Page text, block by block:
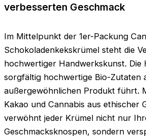
verbesserten Geschmack
Im Mittelpunkt der 1er-Packung
Schokoladenkekskrümel steht die
hochwertiger Handwerkskunst. Die
sorgfältig hochwertige Bio-Zutaten
außergewöhnlichen Produkt führt.
Kakao und Cannabis aus ethischer
verwöhnt jeder Krümel nicht nur
Geschmacksknospen, sondern